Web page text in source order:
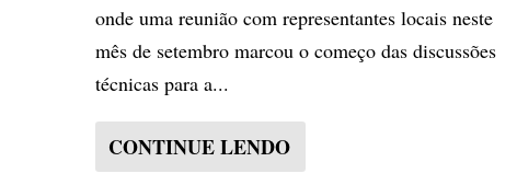
onde uma reunião com representantes locais neste
mês de setembro marcou o começo das discussões
técnicas para a...
CONTINUE LENDO